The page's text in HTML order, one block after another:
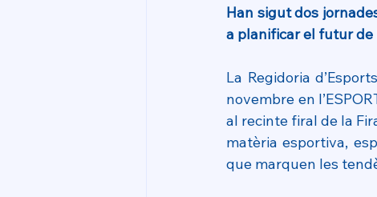
Han sigut dos
a planificar el futur de
La Regidoria
novembre en
al recinte firal de la
matèria esportiva,
que marquen les